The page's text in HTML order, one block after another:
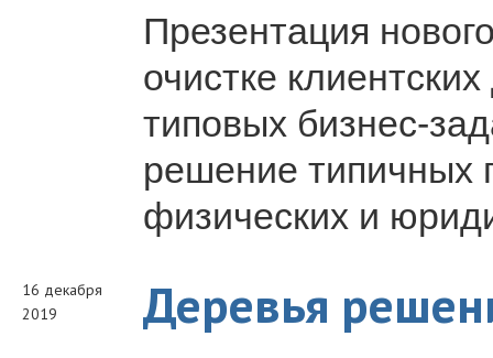
Презентация
очистке
типовых бизнес-
решение типичных
физических и
16 декабря
2019
Деревья